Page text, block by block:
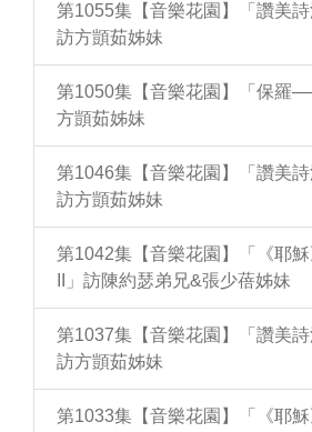
第1055集【音樂花園】「讚美詩
訪方顗茹姊妹
第1050集【音樂花園】「保羅
方顗茹姊妹
第1046集【音樂花園】「讚美詩
訪方顗茹姊妹
第1042集【音樂花園】「《耶
II」訪陳約瑟弟兄&張少蓓姊妹
第1037集【音樂花園】「讚美詩
訪方顗茹姊妹
第1033集【音樂花園】「《耶